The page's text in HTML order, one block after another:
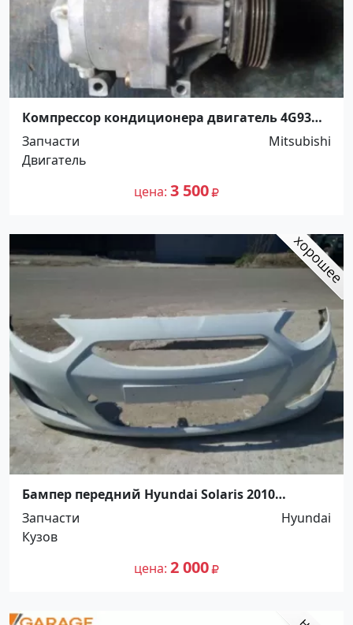
Компрессор кондиционера двигатель 4G93
Краснодар
Запчасти
Mitsubishi
Двигатель
цена 3 500
Бампер передний Hyundai Solaris 2010
Краснодар
Запчасти
Hyundai
Кузов
цена 2 000